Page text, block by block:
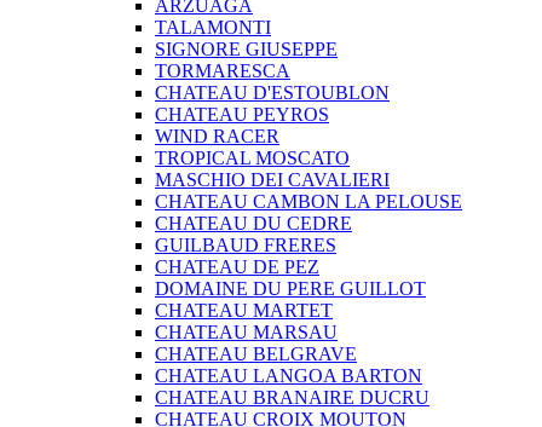
ARZUAGA
TALAMONTI
SIGNORE GIUSEPPE
TORMARESCA
CHATEAU D'ESTOUBLON
CHATEAU PEYROS
WIND RACER
TROPICAL MOSCATO
MASCHIO DEI CAVALIERI
CHATEAU CAMBON LA PELOUSE
CHATEAU DU CEDRE
GUILBAUD FRERES
CHATEAU DE PEZ
DOMAINE DU PERE GUILLOT
CHATEAU MARTET
CHATEAU MARSAU
CHATEAU BELGRAVE
CHATEAU LANGOA BARTON
CHATEAU BRANAIRE DUCRU
CHATEAU CROIX MOUTON